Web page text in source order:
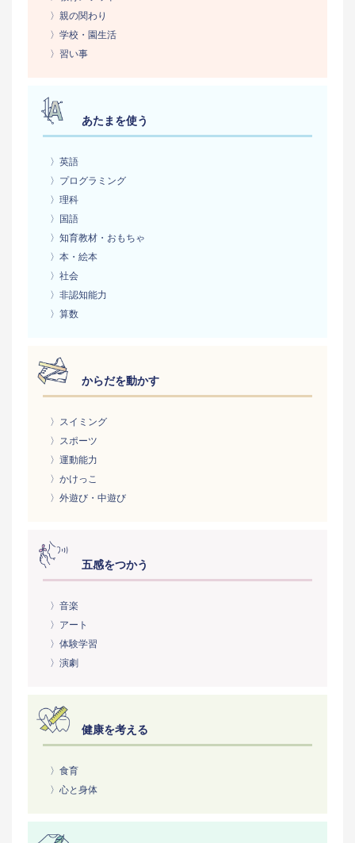
〉親の関わり
〉学校・園生活
〉習い事
あたまを使う
〉英語
〉プログラミング
〉理科
〉国語
〉知育教材・おもちゃ
〉本・絵本
〉社会
〉非認知能力
〉算数
からだを動かす
〉スイミング
〉スポーツ
〉運動能力
〉かけっこ
〉外遊び・中遊び
五感をつかう
〉音楽
〉アート
〉体験学習
〉演劇
健康を考える
〉食育
〉心と身体